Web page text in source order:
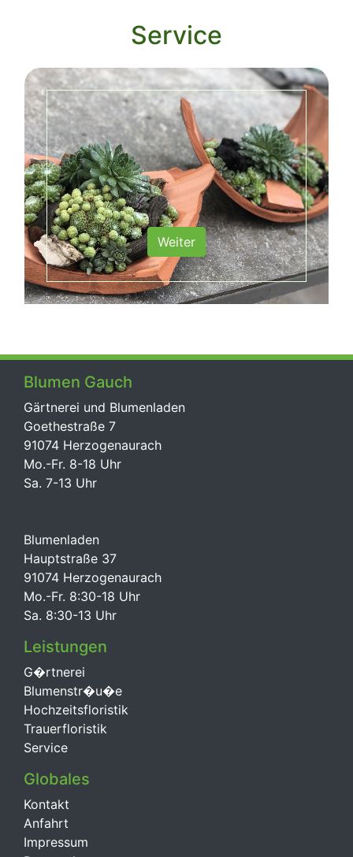
Service
Weiter
Blumen Gauch
Gärtnerei und Blumenladen
Goethestraße 7
91074 Herzogenaurach
Mo.-Fr. 8-18 Uhr
Sa. 7-13 Uhr
Blumenladen
Hauptstraße 37
91074 Herzogenaurach
Mo.-Fr. 8:30-18 Uhr
Sa. 8:30-13 Uhr
Leistungen
G�rtnerei
Blumenstr�u�e
Hochzeitsfloristik
Trauerfloristik
Service
Globales
Kontakt
Anfahrt
Impressum